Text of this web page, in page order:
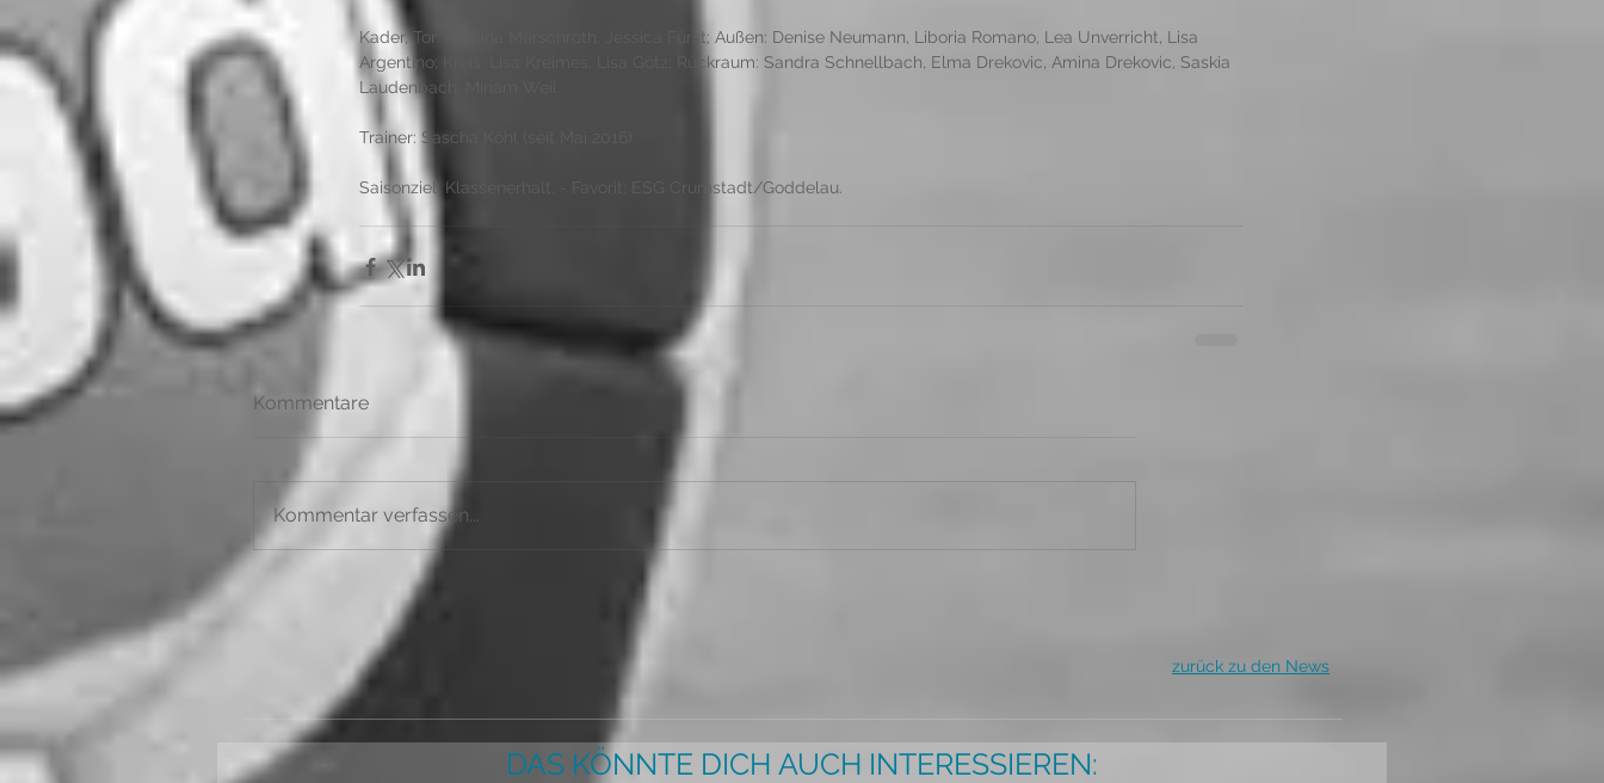
Kader, Tor: Romina Merschroth, Jessica Fürst; Außen: Denise Neumann, Liboria Romano, Lea Unverricht, Lisa
Argentino; Kreis: Lisa Kreimes, Lisa Götz; Rückraum: Sandra Schnellbach, Elma Drekovic, Amina Drekovic, Saskia
Laudenbach, Miriam Weil.
Trainer: Sascha Köhl (seit Mai 2016).
Saisonziel: Klassenerhalt. - Favorit: ESG Crumstadt/Goddelau.
Kommentare
Kommentar verfassen...
zurück zu den News
DAS KÖNNTE DICH AUCH INTERESSIEREN: